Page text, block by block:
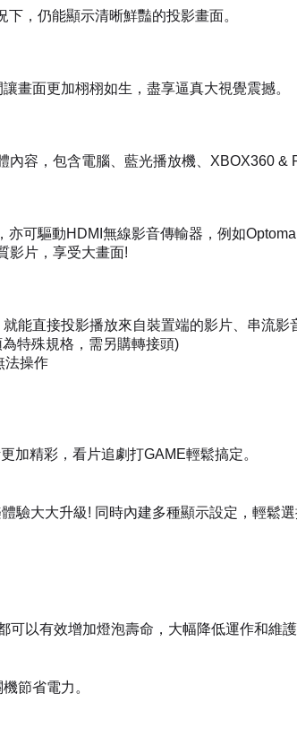
，仍能顯示清晰鮮豔的投影畫面。
畫面更加栩栩如生，盡享逼真大視覺震撼。
容，包含電腦、藍光播放機、XBOX360 &
可驅動HDMI無線影音傳輸器，例如
影片，享受大畫面!
能直接投影播放來自裝置端的影片、串流影
特殊規格，需另購轉接頭)
法操作
加精彩，看片追劇打GAME輕鬆搞定。
大大升級! 同時內建多種顯示設定，輕鬆選
以有效增加燈泡壽命，大幅降低運作和維護
節省電力。